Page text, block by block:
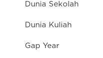
Dunia Sekolah
Dunia Kuliah
Gap Year